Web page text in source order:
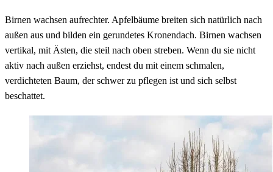
Birnen wachsen aufrechter. Apfelbäume breiten sich natürlich nach
außen aus und bilden ein gerundetes Kronendach. Birnen wachsen
vertikal, mit Ästen, die steil nach oben streben. Wenn du sie nicht
aktiv nach außen erziehst, endest du mit einem schmalen,
verdichteten Baum, der schwer zu pflegen ist und sich selbst
beschattet.